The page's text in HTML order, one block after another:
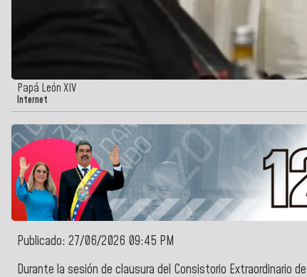
Papá León XIV
Internet
Publicado: 27/06/2026 09:45 PM
Durante la sesión de clausura del Consistorio Extraordinario